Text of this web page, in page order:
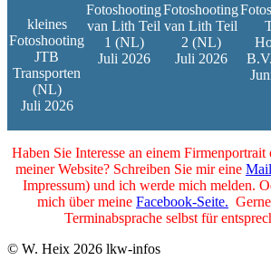
kleines
Fotoshooting
JTB
Transporten
(NL)
Juli 2026
Fotoshooting
van Lith Teil
1 (NL)
Juli 2026
Fotoshooting
van Lith Teil
2 (NL)
Juli 2026
B.V.
Haben Sie Interesse an einem
meiner Website? Schreiben Sie mir eine Mail
Impressum) und ich werde mich melden.
mich über meine Facebook-Seite.
Terminabsprache selbst für
© W. Heix 2026 lkw-infos